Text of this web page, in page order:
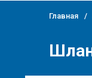
Главная